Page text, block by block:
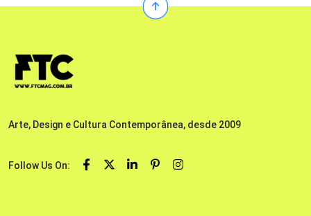
Arte, Design e Cultura Contemporânea, desde 2009
Follow Us On: